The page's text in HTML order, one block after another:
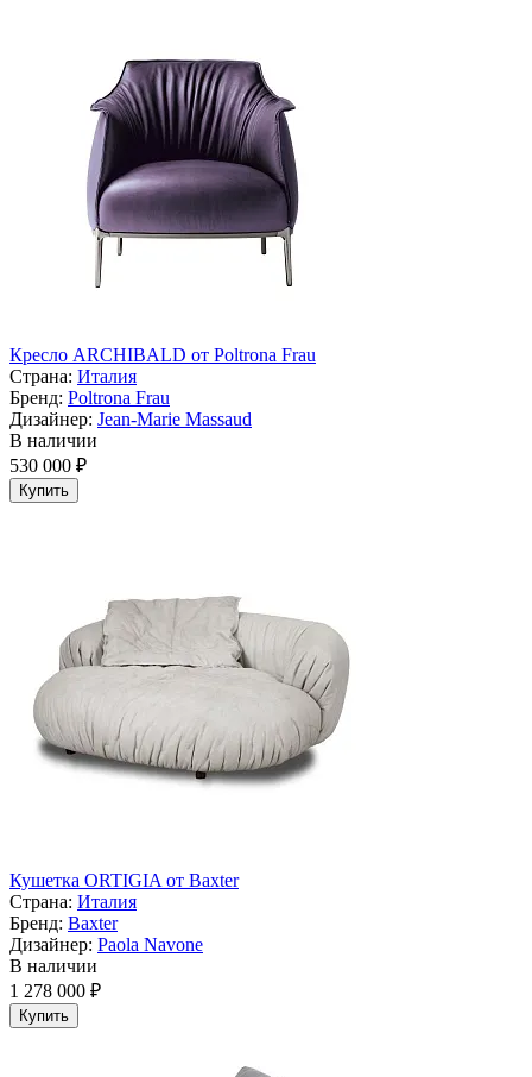
Кресло ARCHIBALD от Poltrona Frau
Страна: Италия
Бренд: Poltrona Frau
Дизайнер: Jean-Marie Massaud
В наличии
530 000 ₽
Купить
Кушетка ORTIGIA от Baxter
Страна: Италия
Бренд: Baxter
Дизайнер: Paola Navone
В наличии
1 278 000 ₽
Купить